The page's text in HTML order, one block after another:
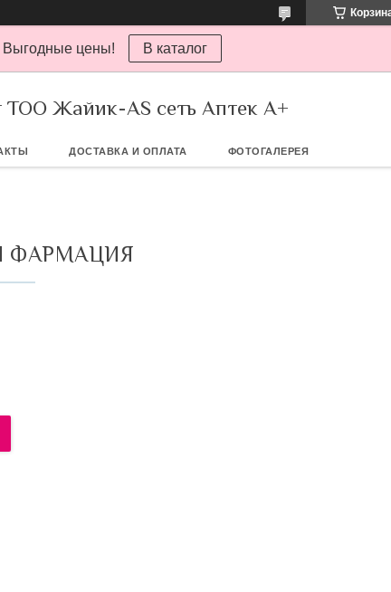
Выгодные цены! В каталог
ТОО Жайик-AS сеть Аптек А+
ДОСТАВКА И ОПЛАТА ФОТОГАЛЕРЕЯ
ФАРМАЦИЯ